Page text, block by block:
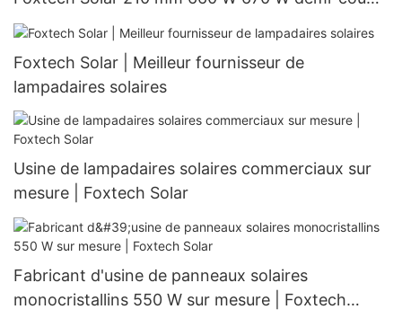
132 cellules
Foxtech Solar | Meilleur fournisseur de
lampadaires solaires
Usine de lampadaires solaires commerciaux sur
mesure | Foxtech Solar
Fabricant d'usine de panneaux solaires
monocristallins 550 W sur mesure | Foxtech